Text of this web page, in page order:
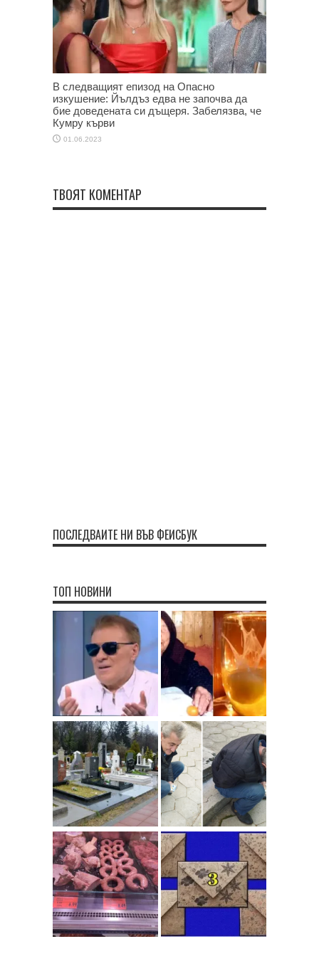
В следващият епизод на Опасно
изкушение: Йълдъз едва не започва да
бие доведената си дъщеря. Забелязва, че
Кумру кърви
01.06.2023
ТВОЯТ КОМЕНТАР
ПОСЛЕДВАЙТЕ НИ ВЪВ ФЕЙСБУК
ТОП НОВИНИ